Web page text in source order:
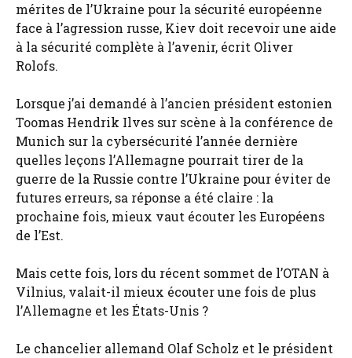
mérites de l’Ukraine pour la sécurité européenne
face à l’agression russe, Kiev doit recevoir une aide
à la sécurité complète à l’avenir, écrit Oliver
Rolofs.
Lorsque j’ai demandé à l’ancien président estonien
Toomas Hendrik Ilves sur scène à la conférence de
Munich sur la cybersécurité l’année dernière
quelles leçons l’Allemagne pourrait tirer de la
guerre de la Russie contre l’Ukraine pour éviter de
futures erreurs, sa réponse a été claire : la
prochaine fois, mieux vaut écouter les Européens
de l’Est.
Mais cette fois, lors du récent sommet de l’OTAN à
Vilnius, valait-il mieux écouter une fois de plus
l’Allemagne et les États-Unis ?
Le chancelier allemand Olaf Scholz et le président